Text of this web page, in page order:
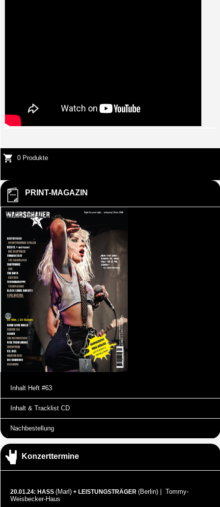
0 Produkte
PRINT-MAGAZIN
Inhalt Heft #63
Inhalt & Tracklist CD
Nachbestellung
Konzerttermine
20.01.24: HASS (Marl) + LEISTUNGSTRÄGER (Berlin) | Tommy-
Weisbecker-Haus